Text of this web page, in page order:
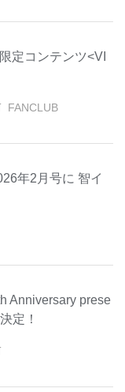
定コンテンツ<VI
FANCLUB
年2月号に 智イ
Anniversary prese
定！